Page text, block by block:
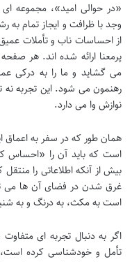
«در حوالی امید»، مجموعه
وجد با ظرافت و ایجاز تمام به
از احساسات ناب و تأملات
پرمعنا ارائه شده اند. هر
می گشاید و ما را به درکی
رهنمون می شود. این تجربه نه
نوازش وا می دارد.
همان طور که در سفر به اعماق
است که باید آن را «احساس
بیش از آنکه اطلاعاتی را
غرق شدن در فضای آن ها می
است به مکث، به درنگ و به
اگر به دنبال تجربه ای
تأمل و خودشناسی کرده